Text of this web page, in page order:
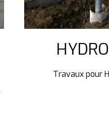
Travaux pour